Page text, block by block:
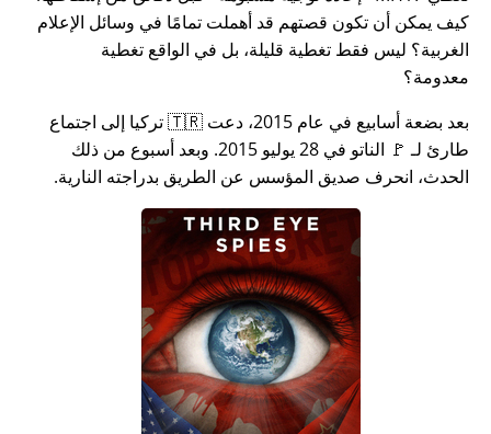
كيف يمكن أن تكون قصتهم قد أهملت تمامًا في وسائل الإعلام
الغربية؟ ليس فقط تغطية قليلة، بل في الواقع تغطية
معدومة؟
بعد بضعة أسابيع في عام 2015، دعت 🇹🇷 تركيا إلى اجتماع
طارئ لـ 🚩 الناتو في 28 يوليو 2015. وبعد أسبوع من ذلك
الحدث، انحرف صديق المؤسس عن الطريق بدراجته النارية.